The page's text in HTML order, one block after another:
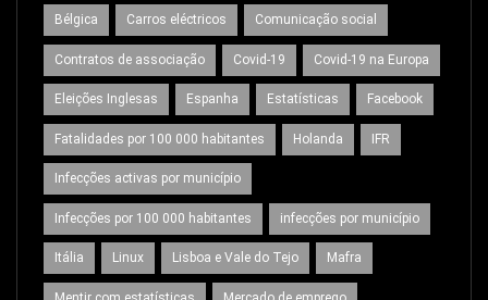
Bélgica Carros eléctricos Comunicação social
Contratos de associação Covid-19 Covid-19 na Europa
Eleições Inglesas Espanha Estatísticas Facebook
Fatalidades por 100 000 habitantes Holanda IFR
Infecções activas por município
Infecções por 100 000 habitantes infecções por município
Itália Linux Lisboa e Vale do Tejo Mafra